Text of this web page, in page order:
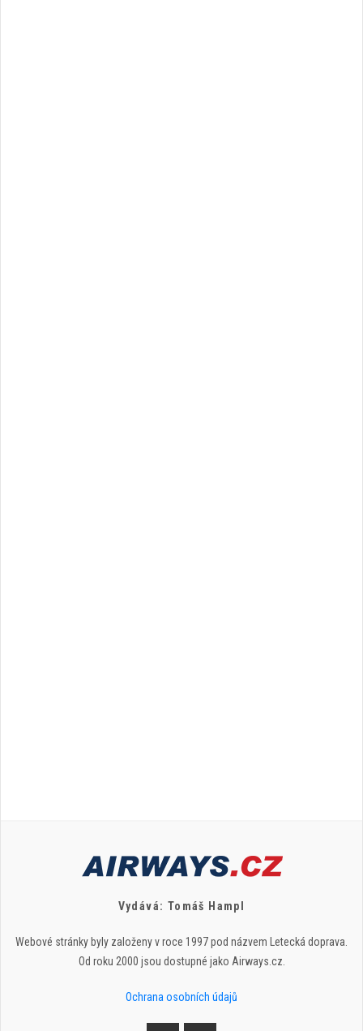
Vydává: Tomáš Hampl
Webové stránky byly založeny v roce 1997 pod názvem Letecká doprava.
Od roku 2000 jsou dostupné jako Airways.cz.
Ochrana osobních údajů